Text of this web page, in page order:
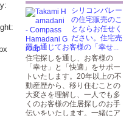
シリコンバレー
の住宅販売のこ
とならお任せく
ださい。住宅売
買を通じてお客様の「幸せ...
住宅探しを通し、お客様の
「幸せ」と「快適」をサポー
トいたします。20年以上の不
動産歴から、移り住むことの
大変さを理解し、一人でも多
くのお客様の住居探しのお手
伝いをいたします。一緒にア